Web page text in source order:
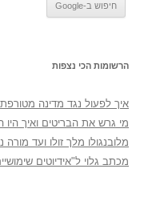
הרשומות הכי נצפות
איך לפעול נגד מדינה מטורפת
מי גרש את הבריטים ואיך היו
מלובנגולו מלך זולו ועד מורה
מכתב גלוי ל"אידיוטים